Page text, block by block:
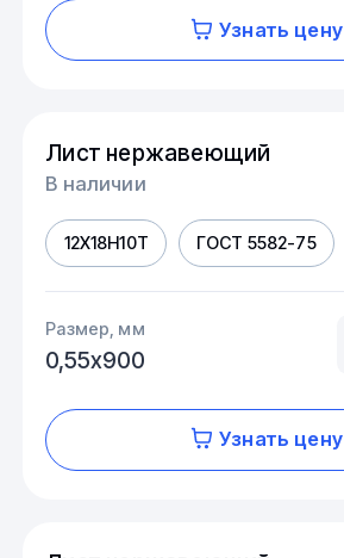
Узнать цену
Лист нержавеющий
В наличии
12Х18Н10Т ГОСТ 5582-75
Размер, мм
0,55х900
Узнать цену